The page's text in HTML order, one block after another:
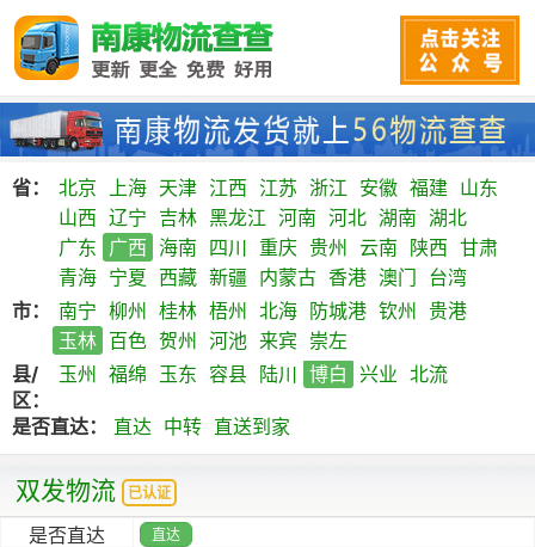
省： 北京 上海 天津 江西 江苏 浙江 安徽 福建 山东
山西 辽宁 吉林 黑龙江 河南 河北 湖南 湖北
广东 广西 海南 四川 重庆 贵州 云南 陕西 甘肃
青海 宁夏 西藏 新疆 内蒙古 香港 澳门 台湾
市：
南宁 柳州 桂林 梧州 北海 防城港 钦州 贵港
玉林 百色 贺州 河池 来宾 崇左
县/
区：
玉州 福绵 玉东 容县 陆川 博白 兴业 北流
是否直达： 直达 中转 直送到家
双发物流 已认证
是否直达 直达